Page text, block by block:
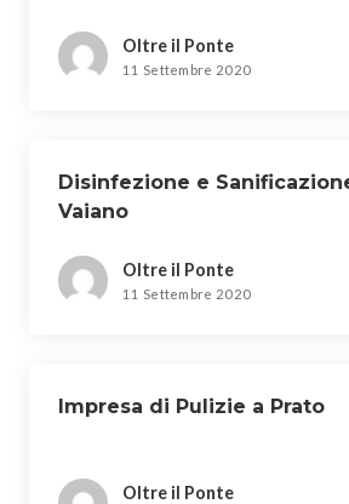
Oltre il Ponte
11 Settembre 2020
Disinfezione e
Vaiano
Oltre il Ponte
11 Settembre 2020
Impresa di Pulizie a Prato
Oltre il Ponte